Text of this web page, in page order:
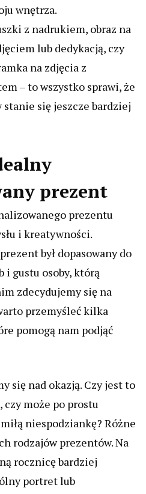
wnętrza.
z nadrukiem, obraz na
lub dedykacją, czy
na zdjęcia z
– to wszystko sprawi, że
stanie się jeszcze bardziej
prezent
prezentu
i kreatywności.
był dopasowany do
gustu osoby, którą
zdecydujemy się na
przemyśleć kilka
pomogą nam podjąć
się nad okazją. Czy jest to
może po prostu
niespodziankę? Różne
rodzajów prezentów. Na
rocznicę bardziej
portret lub